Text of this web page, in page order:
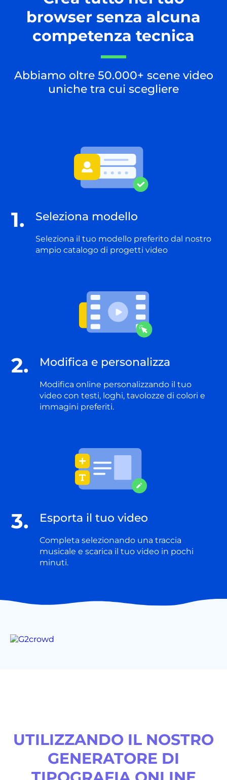
browser senza alcuna
competenza tecnica
Abbiamo oltre 50.000+ scene video
uniche tra cui scegliere
1. Seleziona modello
Seleziona il tuo modello preferito dal nostro
ampio catalogo di progetti video
2. Modifica e personalizza
Modifica online personalizzando il tuo
video con testi, loghi, tavolozze di colori e
immagini preferiti.
3. Esporta il tuo video
Completa selezionando una traccia
musicale e scarica il tuo video in pochi
minuti.
UTILIZZANDO IL NOSTRO
GENERATORE DI